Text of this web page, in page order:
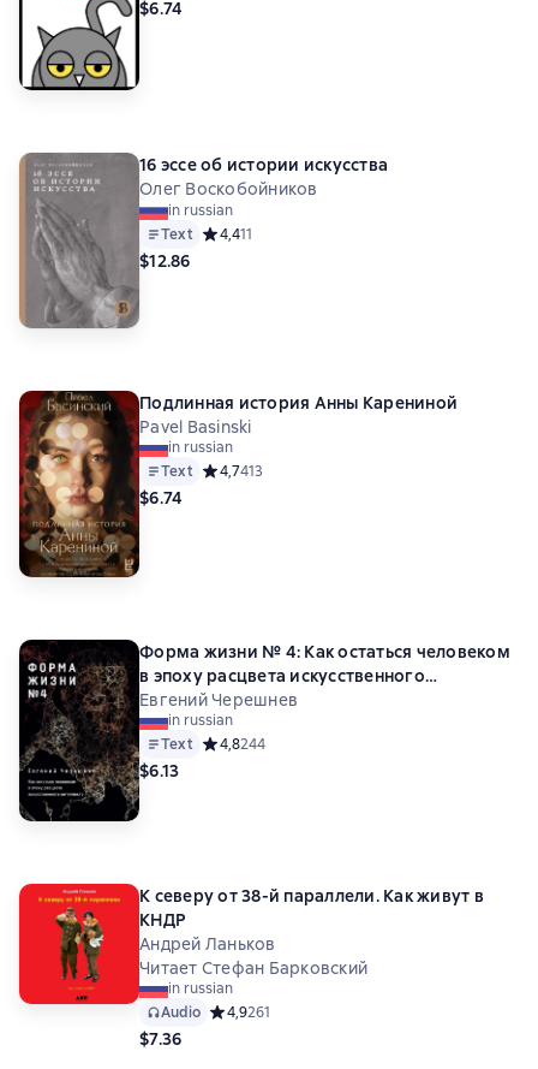
$6.74
16 эссе об истории искусства
Олег Воскобойников
in russian
Text Средний рейтинг 4,4 на основе 11 оценок
4,411
$12.86
Подлинная история Анны Карениной
Pavel Basinski
in russian
Text Средний рейтинг 4,7 на основе 413 оценок
4,7413
$6.74
Форма жизни № 4: Как остаться человеком
в эпоху расцвета искусственного
интеллекта
Евгений Черешнев
in russian
Text Средний рейтинг 4,8 на основе 244 оценок
4,8244
$6.13
К северу от 38-й параллели. Как живут в
КНДР
Андрей Ланьков
Читает Стефан Барковский
in russian
Audio Средний рейтинг 4,9 на основе 261 оценок
4,9261
$7.36